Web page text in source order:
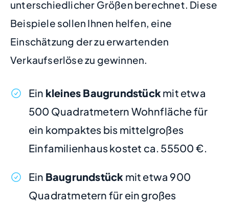
unterschiedlicher Größen berechnet. Diese
Beispiele sollen Ihnen helfen, eine
Einschätzung der zu erwartenden
Verkaufserlöse zu gewinnen.
Ein kleines Baugrundstückmit etwa
500 Quadratmetern Wohnfläche für
ein kompaktes bis mittelgroßes
Einfamilienhaus kostet ca. 55500 €.
Ein Baugrundstück mit etwa 900
Quadratmetern für ein großes